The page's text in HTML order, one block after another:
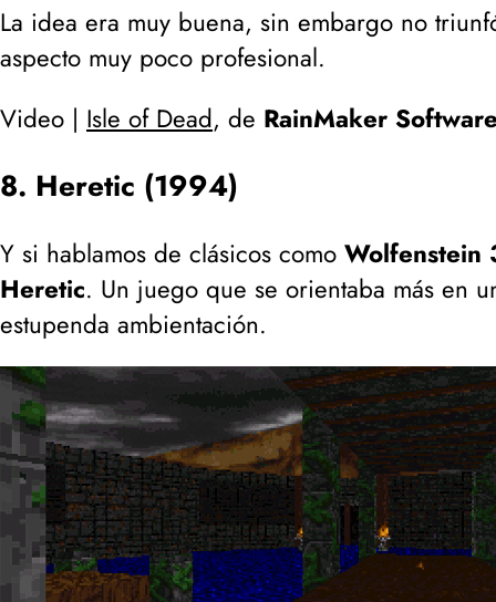
La idea era muy buena, sin embargo no
aspecto muy poco profesional.
Video | Isle of Dead, de RainMaker
8. Heretic (1994)
Y si hablamos de clásicos como Wolfenstein
Heretic. Un juego que se orientaba más en
estupenda ambientación.